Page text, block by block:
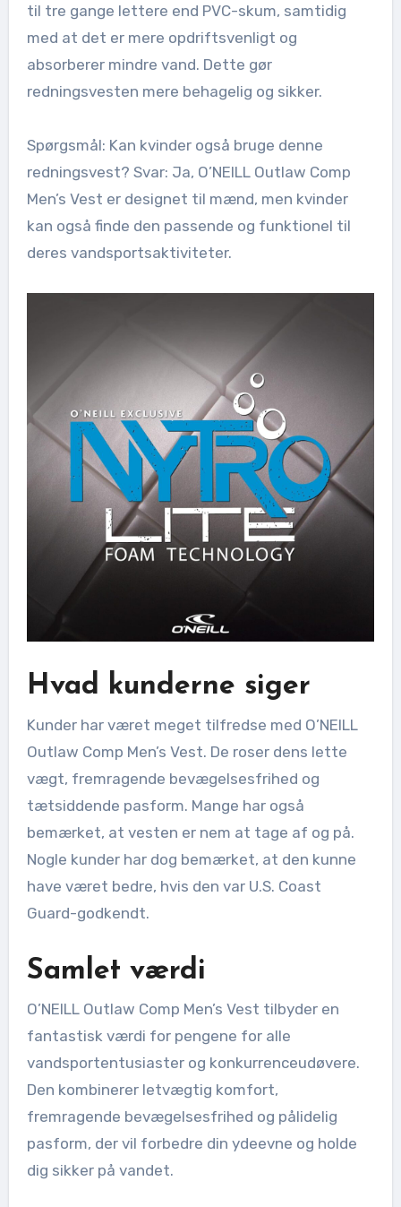
til tre gange lettere end PVC-skum, samtidig
med at det er mere opdriftsvenligt og
absorberer mindre vand. Dette gør
redningsvesten mere behagelig og sikker.
Spørgsmål: Kan kvinder også bruge denne
redningsvest? Svar: Ja, O’NEILL Outlaw Comp
Men’s Vest er designet til mænd, men kvinder
kan også finde den passende og funktionel til
deres vandsportsaktiviteter.
Hvad kunderne siger
Kunder har været meget tilfredse med O’NEILL
Outlaw Comp Men’s Vest. De roser dens lette
vægt, fremragende bevægelsesfrihed og
tætsiddende pasform. Mange har også
bemærket, at vesten er nem at tage af og på.
Nogle kunder har dog bemærket, at den kunne
have været bedre, hvis den var U.S. Coast
Guard-godkendt.
Samlet værdi
O’NEILL Outlaw Comp Men’s Vest tilbyder en
fantastisk værdi for pengene for alle
vandsportentusiaster og konkurrenceudøvere.
Den kombinerer letvægtig komfort,
fremragende bevægelsesfrihed og pålidelig
pasform, der vil forbedre din ydeevne og holde
dig sikker på vandet.